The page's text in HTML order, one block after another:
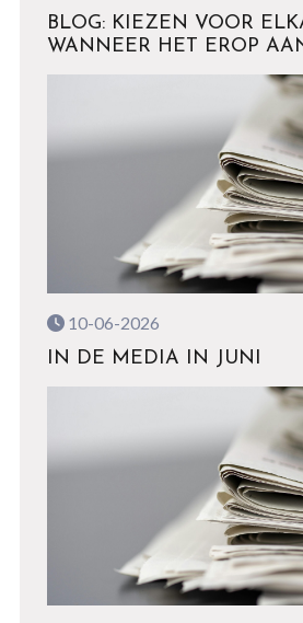
BLOG: KIEZEN VOOR
WANNEER HET EROP
10-06-2026
IN DE MEDIA IN JUNI